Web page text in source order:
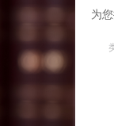
公司加急核名 公司核名
巴南区注册公司 渝中
沙坪坝区注册公司
资公司变更 跨区变更
类医疗器械 食品经营
广播电视节目制作许可
明专利 外观设计专利
企业汇算清缴 税控托管
为